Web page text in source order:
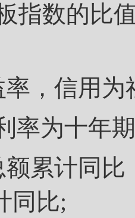
数的比
，信用为
为十年
累计同比
同比;